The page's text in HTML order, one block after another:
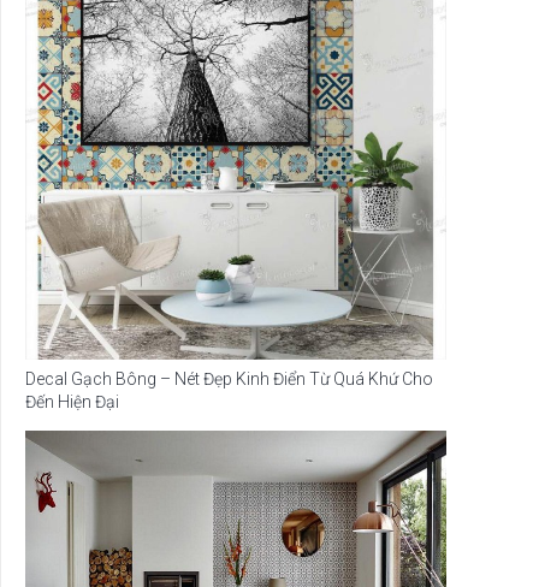
Decal Gạch Bông – Nét Đẹp Kinh Điển Từ Quá Khứ Cho
Đến Hiện Đại